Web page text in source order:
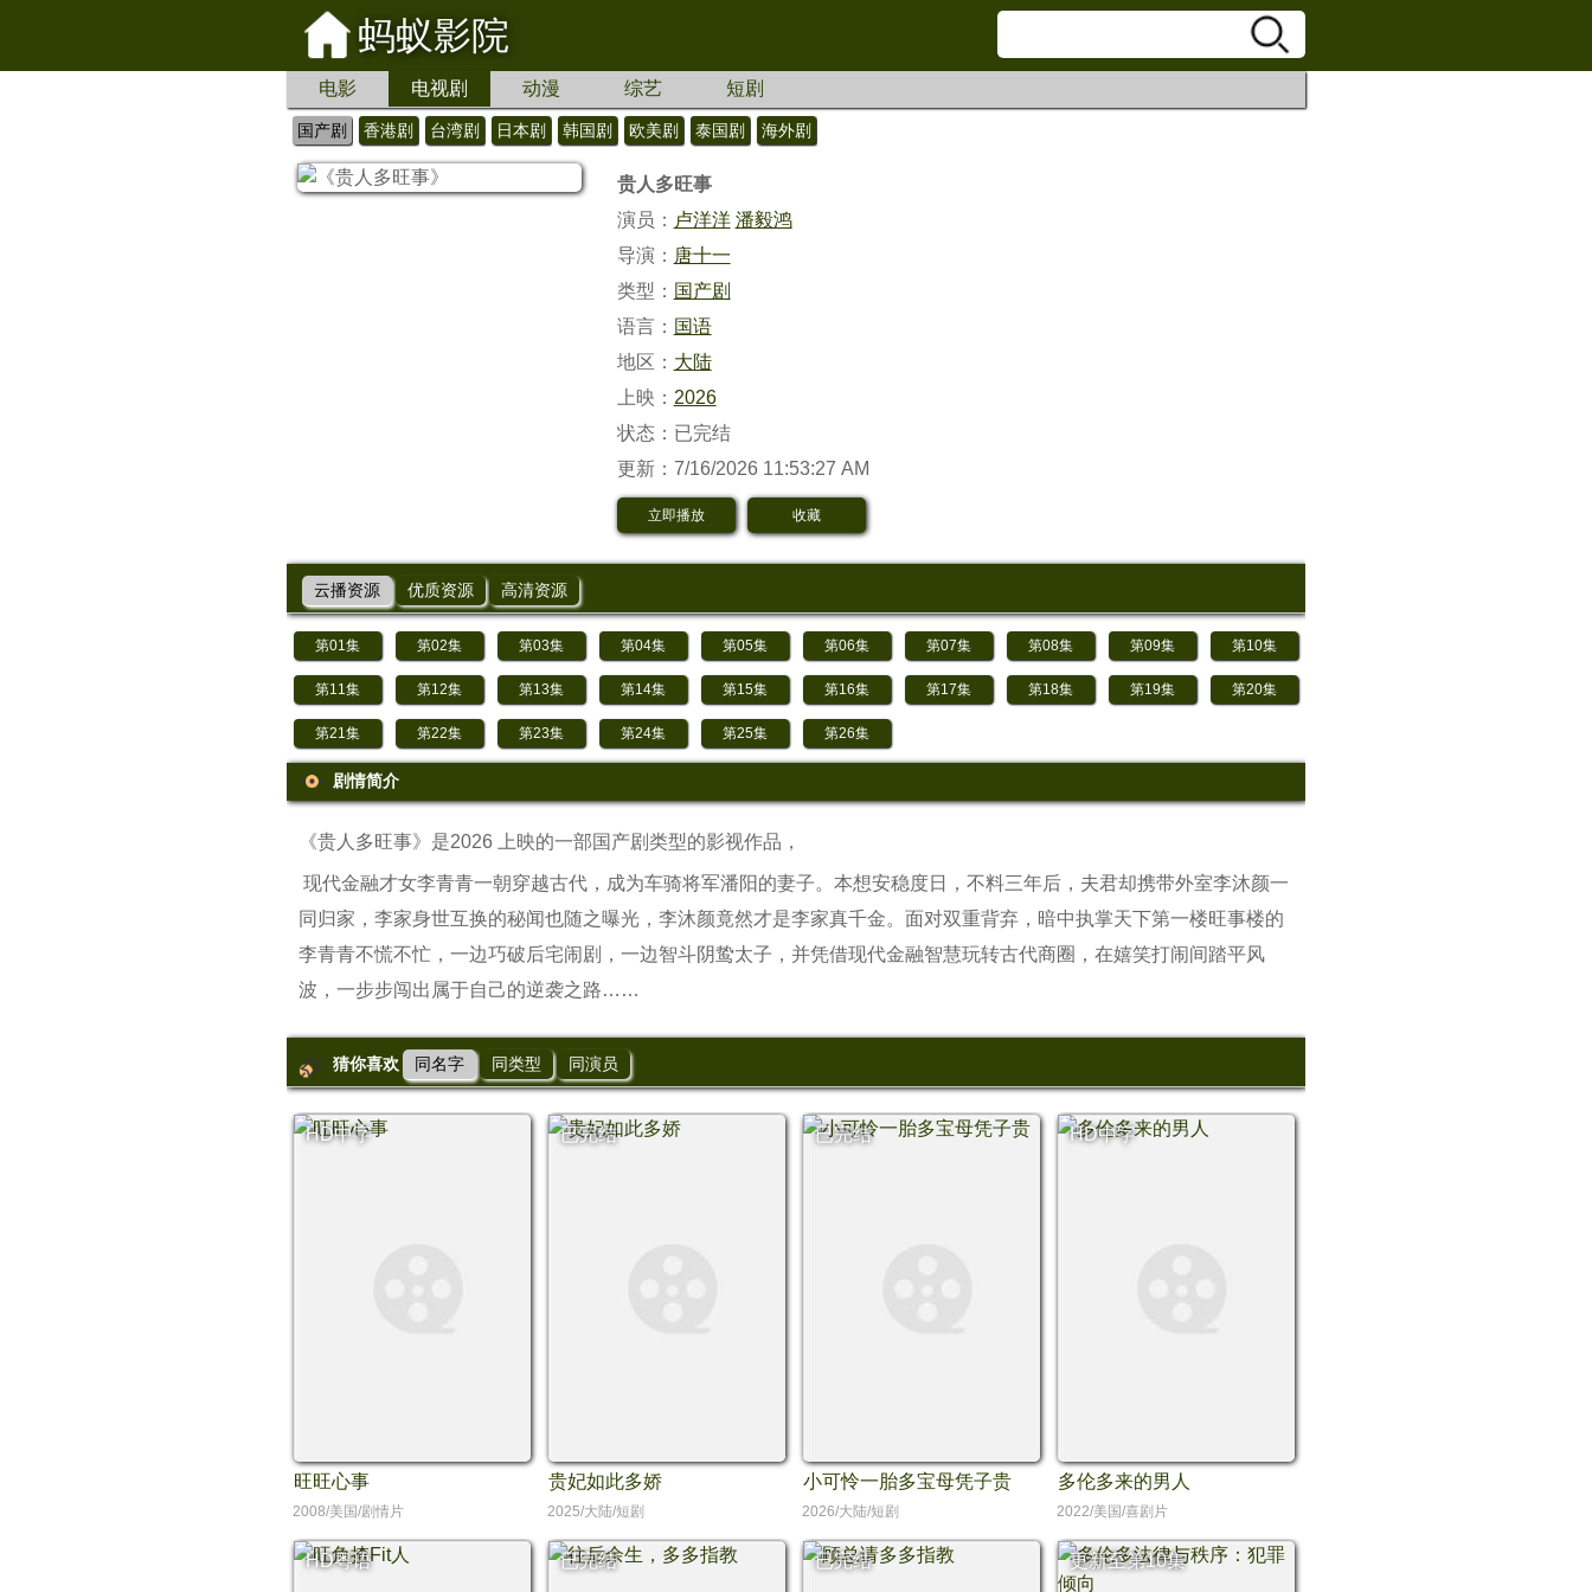
蚂蚁影院
电影 电视剧 动漫 综艺 短剧
国产剧 香港剧 台湾剧 日本剧 韩国剧 欧美剧 泰国剧 海外剧
贵人多旺事
演员： 卢洋洋 潘毅鸿
导演： 唐十一
类型： 国产剧
语言： 国语
地区： 大陆
上映： 2026
状态：已完结
更新：7/16/2026 11:53:27 AM
立即播放 收藏
云播资源 优质资源 高清资源
第01集 第02集 第03集 第04集 第05集 第06集 第07集 第08集 第09集 第10集
第11集 第12集 第13集 第14集 第15集 第16集 第17集 第18集 第19集 第20集
第21集 第22集 第23集 第24集 第25集 第26集
剧情简介
《贵人多旺事》是2026 上映的一部国产剧类型的影视作品，
现代金融才女李青青一朝穿越古代，成为车骑将军潘阳的妻子。本想安稳度日，不料三年后，夫君却携带外室李沐颜一
同归家，李家身世互换的秘闻也随之曝光，李沐颜竟然才是李家真千金。面对双重背弃，暗中执掌天下第一楼旺事楼的
李青青不慌不忙，一边巧破后宅闹剧，一边智斗阴鸷太子，并凭借现代金融智慧玩转古代商圈，在嬉笑打闹间踏平风
波，一步步闯出属于自己的逆袭之路……
猜你喜欢 同名字 同类型 同演员
HD中字
旺旺心事
2008/美国/剧情片
已完结
贵妃如此多娇
2025/大陆/短剧
已完结
小可怜一胎多宝母凭子贵
2026/大陆/短剧
HD中字
多伦多来的男人
2022/美国/喜剧片
HD粤语 已完结 已完结 更新至第10集